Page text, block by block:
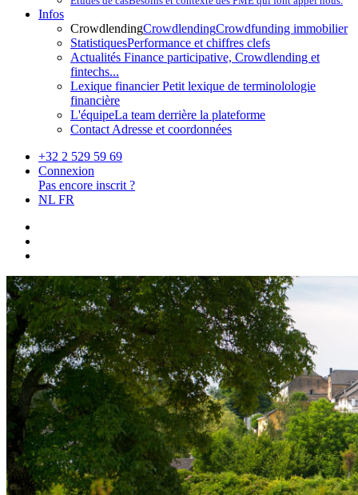
Infos
CrowdlendingCrowdlendingCrowdfunding immobilier
StatistiquesPerformance et chiffres clefs
Actualités Finance participative, Crowdlending et
fintechs...
Lexique financierPetit lexique de terminolologie
financière
L'équipeLa team derrière la plateforme
Contact Adresse et coordonnées
+32 2 529 59 69
Connexion
Pas encore inscrit ?
NL FR